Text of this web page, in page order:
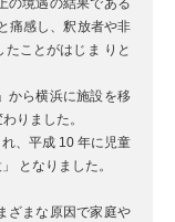
の境遇の結果である
痛感し、釈放者や非
ことがはじま りと
から横浜に施設を移
りました。
、平成 10 年に児童
となりました。
ざまな原因で家庭や